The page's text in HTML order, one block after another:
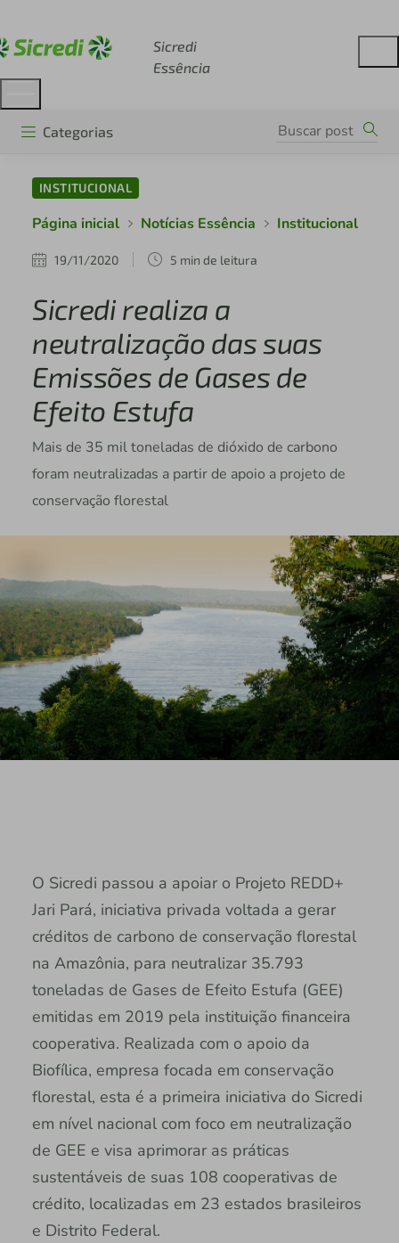
Sicredi
Essência
Categorias
INSTITUCIONAL
Página inicial Notícias Essência Institucional
19/11/2020 5 min de leitura
Sicredi realiza a
neutralização das suas
Emissões de Gases de
Efeito Estufa
Mais de 35 mil toneladas de dióxido de carbono
foram neutralizadas a partir de apoio a projeto de
conservação florestal
O Sicredi passou a apoiar o Projeto REDD+
Jari Pará, iniciativa privada voltada a gerar
créditos de carbono de conservação florestal
na Amazônia, para neutralizar 35.793
toneladas de Gases de Efeito Estufa (GEE)
emitidas em 2019 pela instituição financeira
cooperativa. Realizada com o apoio da
Biofílica, empresa focada em conservação
florestal, esta é a primeira iniciativa do Sicredi
em nível nacional com foco em neutralização
de GEE e visa aprimorar as práticas
sustentáveis de suas 108 cooperativas de
crédito, localizadas em 23 estados brasileiros
e Distrito Federal.